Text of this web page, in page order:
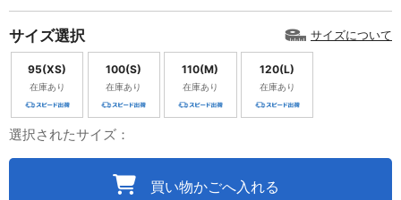
サイズ選択 サイズについて
95(XS)
在庫あり
100(S)
在庫あり
110(M)
在庫あり
120(L)
在庫あり
選択されたサイズ：
買い物かごへ入れる